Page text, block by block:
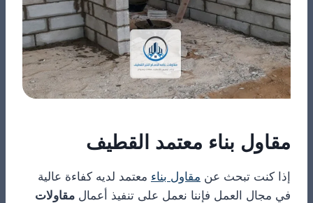
مقاول بناء معتمد القطيف
إذا كنت تبحث عن مقاول بناء معتمد لديه كفاءة عالية
في مجال العمل فإننا نعمل على تنفيذ أعمال مقاولات